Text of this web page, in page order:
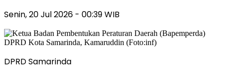
Senin, 20 Jul 2026 - 00:39 WIB
DPRD Samarinda